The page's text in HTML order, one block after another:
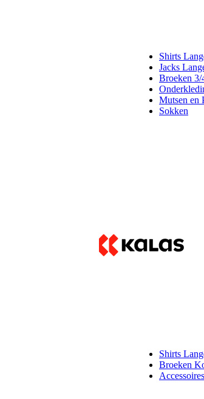
Shirts
Jacks
Broeken 3/
Mutsen en
Sokken
Shirts
Broeken
Accessoires